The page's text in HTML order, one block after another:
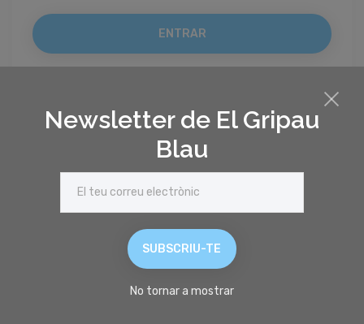
Newsletter de El Gripau
Blau
SUBSCRIU-TE
No tornar a mostrar
REGISTRA'T